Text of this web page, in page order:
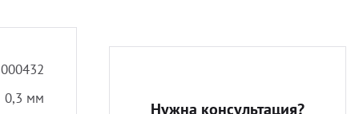
0,3 мм
Нужна консультация?